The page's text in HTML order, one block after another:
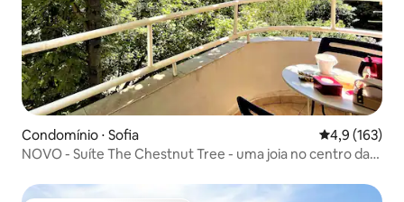
Condomínio ⋅ Sofia 4,9 de uma
4,9 (163)
NOVO - Suíte The Chestnut Tree - uma joia no centro da